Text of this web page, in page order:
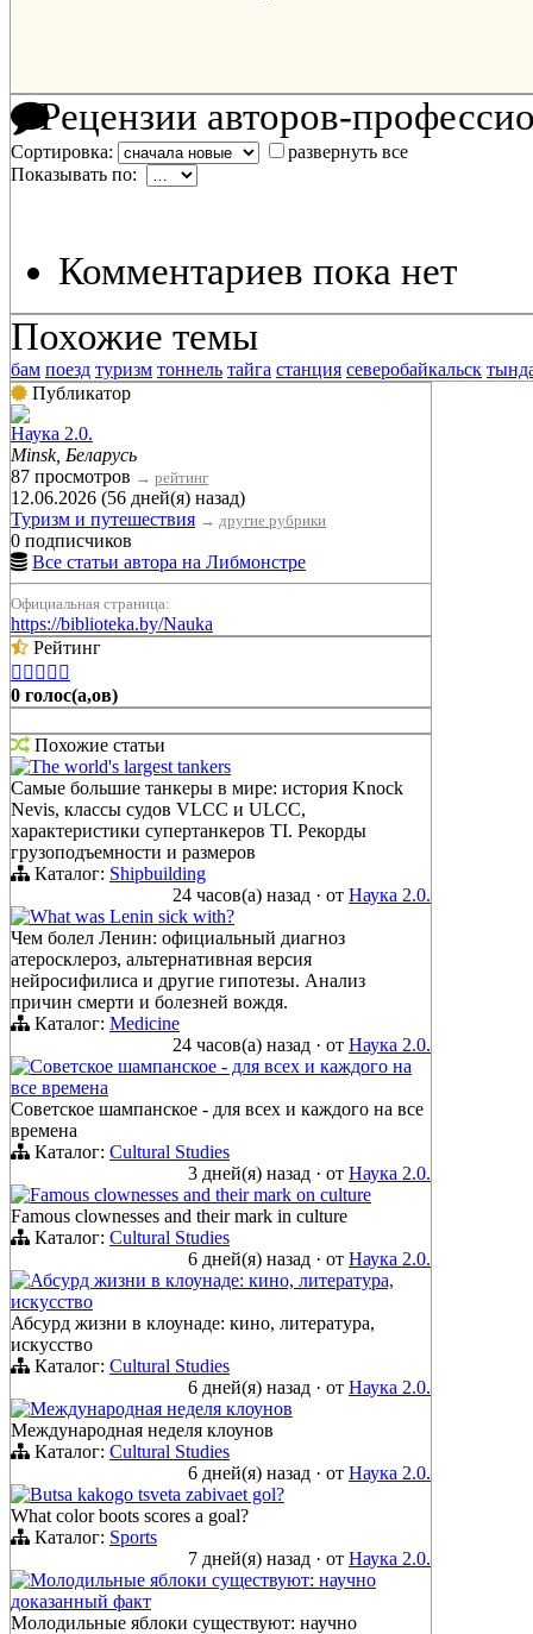
Рецензии авторов-
Сортировка:
развернуть все
Показывать по:
Комментариев пока нет
Похожие темы
бам поезд туризм тоннель тайга станция северобайкальск
Публикатор
Наука 2.0.
Minsk, Беларусь
87 просмотров → рейтинг
12.06.2026 (56 дней(я) назад)
Туризм и путешествия → другие рубрики
0 подписчиков
Все статьи автора на Либмонстре
Официальная страница:
https://biblioteka.by/Nauka
Рейтинг
    
0 голос(а,ов)
Похожие статьи
The world's largest tankers
Самые большие танкеры в мире: история Knock
Nevis, классы судов VLCC и ULCC,
характеристики супертанкеров TI. Рекорды
грузоподъемности и размеров
Каталог: Shipbuilding
24 часов(а) назад · от Наука 2.0.
What was Lenin sick with?
Чем болел Ленин: официальный диагноз
атеросклероз, альтернативная версия
нейросифилиса и другие гипотезы. Анализ
причин смерти и болезней вождя.
Каталог: Medicine
24 часов(а) назад · от Наука 2.0.
Советское шампанское - для всех и каждого на
все времена
Советское шампанское - для всех и каждого на все
времена
Каталог: Cultural Studies
3 дней(я) назад · от Наука 2.0.
Famous clownesses and their mark on culture
Famous clownesses and their mark in culture
Каталог: Cultural Studies
6 дней(я) назад · от Наука 2.0.
Абсурд жизни в клоунаде: кино, литература,
искусство
Абсурд жизни в клоунаде: кино, литература,
искусство
Каталог: Cultural Studies
6 дней(я) назад · от Наука 2.0.
Международная неделя клоунов
Международная неделя клоунов
Каталог: Cultural Studies
6 дней(я) назад · от Наука 2.0.
Butsa kakogo tsveta zabivaet gol?
What color boots scores a goal?
Каталог: Sports
7 дней(я) назад · от Наука 2.0.
Молодильные яблоки существуют: научно
доказанный факт
Молодильные яблоки существуют: научно